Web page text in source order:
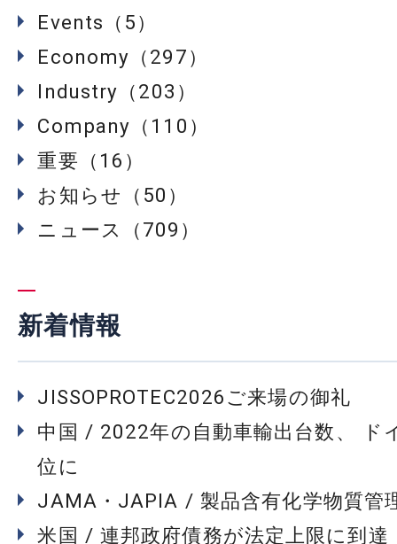
Events（5）
Economy（297）
Industry（203）
Company（110）
重要（16）
お知らせ（50）
ニュース（709）
新着情報
JISSOPROTEC2026ご来場の御礼
中国 / 2022年の自動車輸出台数、 ド
位に
JAMA・JAPIA / 製品含有化学物質管
米国 / 連邦政府債務が法定上限に到達